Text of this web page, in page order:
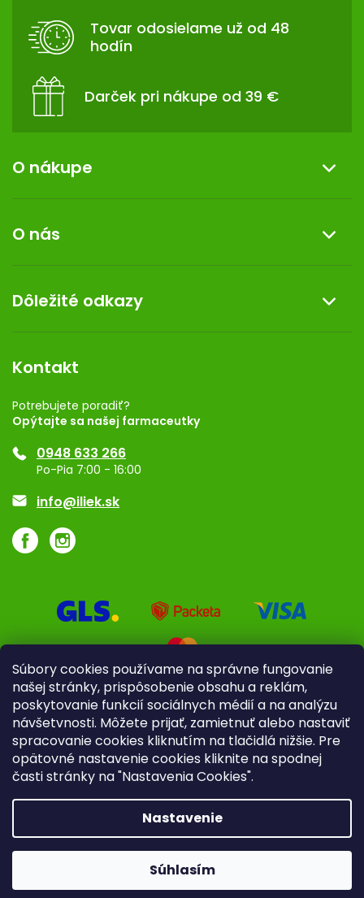
Súbory cookies používame na správne fungovanie
našej stránky, prispôsobenie obsahu a reklám,
poskytovanie funkcií sociálnych médií a na analýzu
návšetvnosti. Môžete prijať, zamietnuť alebo nastaviť
spracovanie cookies kliknutím na tlačidlá nižšie. Pre
opätovné nastavenie cookies kliknite na spodnej
časti stránky na "Nastavenia Cookies".
Nastavenie
Súhlasím
Tovar odosielame už od 48
hodín
Darček pri nákupe od 39 €
O nákupe
Reklamácia a vrátenie tovaru
Doprava a platba
Darček k nákupu
Obchodné podmienky
O nás
Kontakt
Dermocentrum
Dôležité odkazy
Rozhodnutie na prevádzku
Registrácia
Ponuka pre firmy
Značky
Kontakt
Potrebujete poradiť?
Opýtajte sa našej farmaceutky
0948 633 266
Po-Pia 7:00 - 16:00
info@iliek.sk
Pre firmy Poradenstvo
iliek.sk. Všetky práva vyhradené.
nastavenie cookies